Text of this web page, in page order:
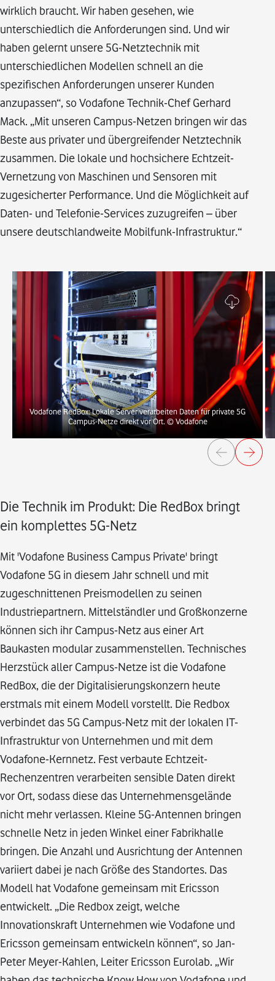
wirklich braucht. Wir haben gesehen, wie
unterschiedlich die Anforderungen sind. Und wir
haben gelernt unsere 5G-Netztechnik mit
unterschiedlichen Modellen schnell an die
spezifischen Anforderungen unserer Kunden
anzupassen“, so Vodafone Technik-Chef Gerhard
Mack. „Mit unseren Campus-Netzen bringen wir das
Beste aus privater und übergreifender Netztechnik
zusammen. Die lokale und hochsichere Echtzeit-
Vernetzung von Maschinen und Sensoren mit
zugesicherter Performance. Und die Möglichkeit auf
Daten- und Telefonie-Services zuzugreifen – über
unsere deutschlandweite Mobilfunk-Infrastruktur.“
Vodafone RedBox: Lokale Server verarbeiten Daten für private 5G
Campus-Netze direkt vor Ort. © Vodafone
Die Technik im Produkt: Die RedBox bringt
ein komplettes 5G-Netz
Mit 'Vodafone Business Campus Private' bringt
Vodafone 5G in diesem Jahr schnell und mit
zugeschnittenen Preismodellen zu seinen
Industriepartnern. Mittelständler und Großkonzerne
können sich ihr Campus-Netz aus einer Art
Baukasten modular zusammenstellen. Technisches
Herzstück aller Campus-Netze ist die Vodafone
RedBox, die der Digitalisierungskonzern heute
erstmals mit einem Modell vorstellt. Die Redbox
verbindet das 5G Campus-Netz mit der lokalen IT-
Infrastruktur von Unternehmen und mit dem
Vodafone-Kernnetz. Fest verbaute Echtzeit-
Rechenzentren verarbeiten sensible Daten direkt
vor Ort, sodass diese das Unternehmensgelände
nicht mehr verlassen. Kleine 5G-Antennen bringen
schnelle Netz in jeden Winkel einer Fabrikhalle
bringen. Die Anzahl und Ausrichtung der Antennen
variiert dabei je nach Größe des Standortes. Das
Modell hat Vodafone gemeinsam mit Ericsson
entwickelt. „Die Redbox zeigt, welche
Innovationskraft Unternehmen wie Vodafone und
Ericsson gemeinsam entwickeln können“, so Jan-
Peter Meyer-Kahlen, Leiter Ericsson Eurolab. „Wir